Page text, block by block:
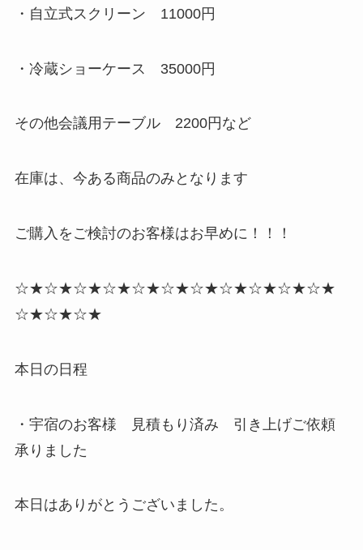
・自立式スクリーン 11000円
・冷蔵ショーケース 35000円
その他会議用テーブル 2200円など
在庫は、今ある商品のみとなります
ご購入をご検討のお客様はお早めに！！！
☆★☆★☆★☆★☆★☆★☆★☆★☆★☆★☆★
☆★☆★☆★
本日の日程
・宇宿のお客様 見積もり済み 引き上げご依頼
承りました
本日はありがとうございました。